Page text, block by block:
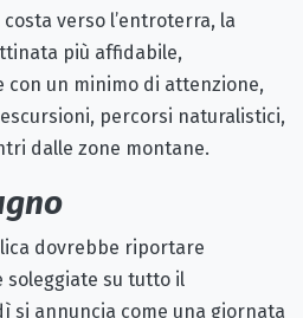
verso l’entroterra, la
più affidabile,
con un minimo di attenzione,
percorsi naturalistici,
dalle zone montane.
dovrebbe riportare
soleggiate su tutto il
si annuncia come una giornata